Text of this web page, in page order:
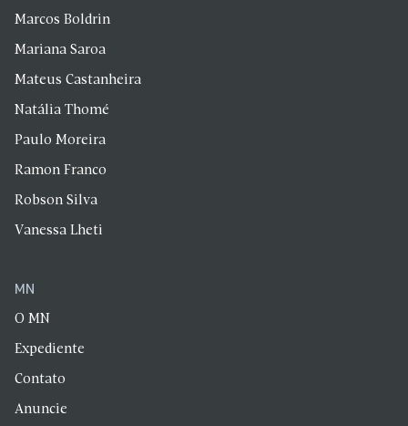
Marcos Boldrin
Mariana Saroa
Mateus Castanheira
Natália Thomé
Paulo Moreira
Ramon Franco
Robson Silva
Vanessa Lheti
MN
O MN
Expediente
Contato
Anuncie